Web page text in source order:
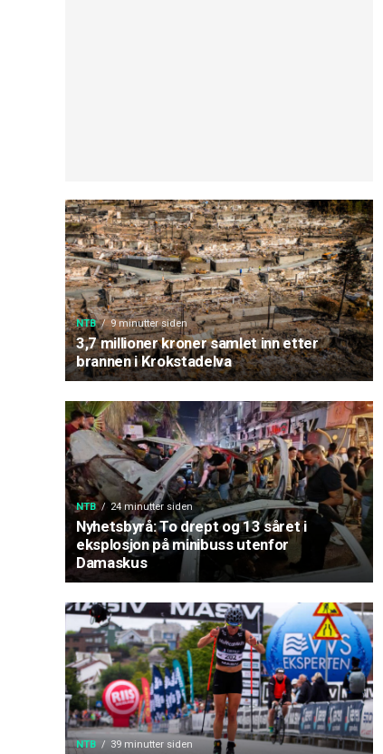
NTB 9 minutter siden
3,7 millioner kroner samlet inn etter
brannen i Krokstadelva
NTB 24 minutter siden
Nyhetsbyrå: To drept og 13 såret i
eksplosjon på minibuss utenfor
Damaskus
NTB 39 minutter siden